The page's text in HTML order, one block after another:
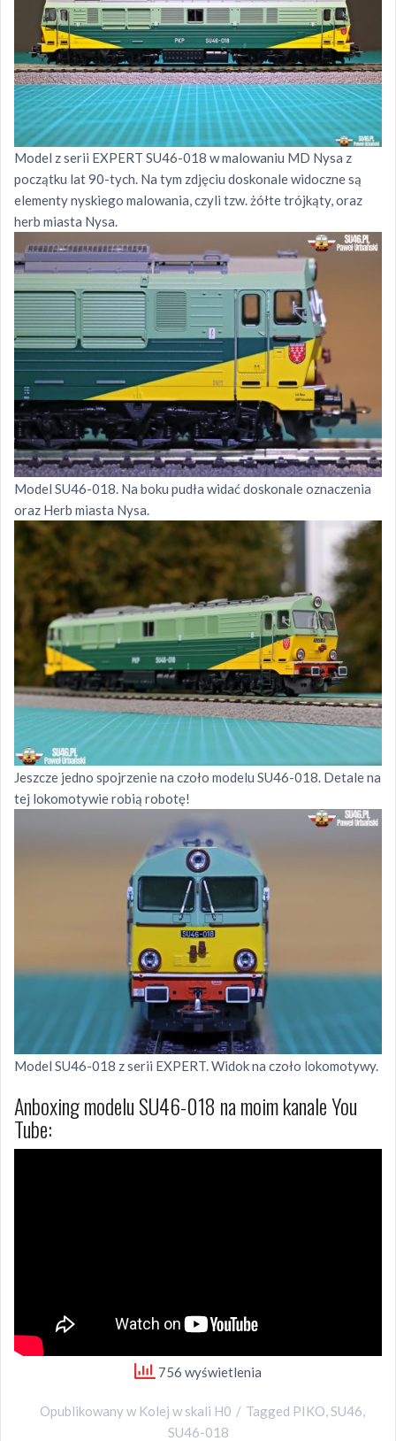
Model z serii EXPERT SU46-018 w malowaniu MD Nysa z
początku lat 90-tych. Na tym zdjęciu doskonale widoczne są
elementy nyskiego malowania, czyli tzw. żółte trójkąty, oraz
herb miasta Nysa.
Model SU46-018. Na boku pudła widać doskonale oznaczenia
oraz Herb miasta Nysa.
Jeszcze jedno spojrzenie na czoło modelu SU46-018. Detale na
tej lokomotywie robią robotę!
Model SU46-018 z serii EXPERT. Widok na czoło lokomotywy.
Anboxing modelu SU46-018 na moim kanale You
Tube:
756 wyświetlenia
Opublikowany w Kolej w skali H0 Tagged PIKO,SU46,
SU46-018